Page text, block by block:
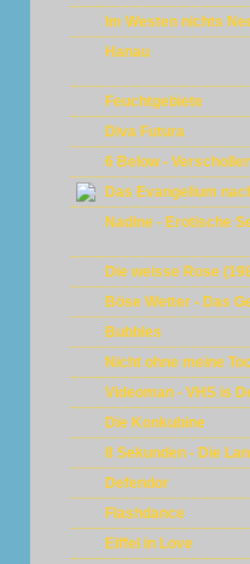
Im Westen nichts
Hanau
Feuchtgebiete
Diva Futura
6 Below -
Das Evangelium
Nadine - Erotische
Die weisse Rose
Böse Wetter - Das
Bubbles
Nicht ohne meine
Videoman - VHS is
Die Konkubine
8 Sekunden - Die
Defendor
Flashdance
Eiffel in Love